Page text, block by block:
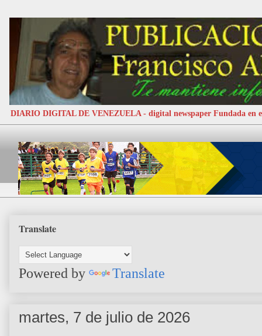
DIARIO DIGITAL DE VENEZUELA - digital newspaper Fundada en
Translate
Powered by Translate
martes, 7 de julio de 2026